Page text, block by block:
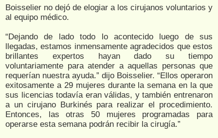
Boisselier no dejó de elogiar a los cirujanos voluntarios y
al equipo médico.
“Dejando de lado todo lo acontecido luego de sus
llegadas, estamos inmensamente agradecidos que estos
brillantes expertos hayan dado su tiempo
voluntariamente para atender a aquellas personas que
requerían nuestra ayuda.” dijo Boisselier. “Ellos operaron
exitosamente a 29 mujeres durante la semana en la que
sus licencias todavía eran válidas, y también entrenaron
a un cirujano Burkinés para realizar el procedimiento.
Entonces, las otras 50 mujeres programadas para
operarse esta semana podrán recibir la cirugía.”